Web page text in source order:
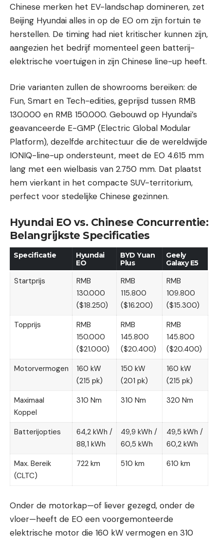
Chinese merken het EV-landschap domineren, zet
Beijing Hyundai alles in op de EO om zijn fortuin te
herstellen. De timing had niet kritischer kunnen zijn,
aangezien het bedrijf momenteel geen batterij-
elektrische voertuigen in zijn Chinese line-up heeft.
Drie varianten zullen de showrooms bereiken: de
Fun, Smart en Tech-edities, geprijsd tussen RMB
130.000 en RMB 150.000. Gebouwd op Hyundai’s
geavanceerde E-GMP (Electric Global Modular
Platform), dezelfde architectuur die de wereldwijde
IONIQ-line-up ondersteunt, meet de EO 4.615 mm
lang met een wielbasis van 2.750 mm. Dat plaatst
hem vierkant in het compacte SUV-territorium,
perfect voor stedelijke Chinese gezinnen.
Hyundai EO vs. Chinese Concurrentie:
Belangrijkste Specificaties
Specificatie
Hyundai
EO
BYD Yuan
Plus
Geely
Galaxy E5
Startprijs
RMB
130.000
($18.250)
RMB
115.800
($16.200)
RMB
109.800
($15.300)
Topprijs
RMB
150.000
($21.000)
RMB
145.800
($20.400)
RMB
145.800
($20.400)
Motorvermogen
160 kW
(215 pk)
150 kW
(201 pk)
160 kW
(215 pk)
Maximaal
Koppel
310 Nm 310 Nm 320 Nm
Batterijopties
64,2 kWh /
88,1 kWh
49,9 kWh /
60,5 kWh
49,5 kWh /
60,2 kWh
Max. Bereik
(CLTC)
722 km 510 km 610 km
Onder de motorkap—of liever gezegd, onder de
vloer—heeft de EO een voorgemonteerde
elektrische motor die 160 kW vermogen en 310